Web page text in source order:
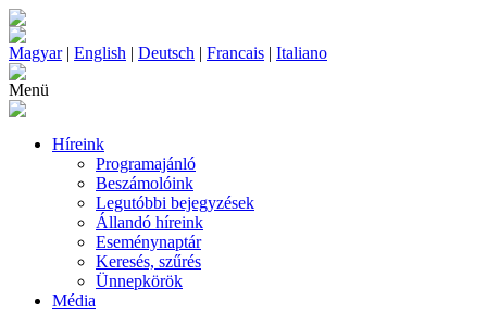
Magyar| English | Deutsch | Francais | Italiano
Menü
Híreink
Programajánló
Beszámolóink
Legutóbbi bejegyzések
Állandó híreink
Eseménynaptár
Keresés, szűrés
Ünnepkörök
Média